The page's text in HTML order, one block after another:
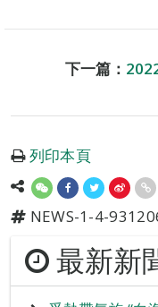
下一篇：
列印本頁
NEWS-1-4-
最新新